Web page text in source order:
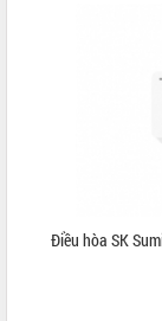
Điều hòa SK